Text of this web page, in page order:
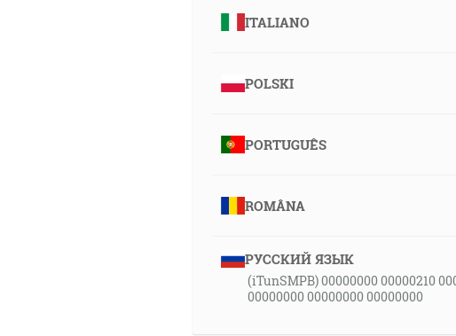
ITALIANO
POLSKI
PORTUGUÊS
ROMÂNA
РУССКИЙ ЯЗЫК
(iTunSMPB) 00000000 00000210
00000000 00000000 00000000